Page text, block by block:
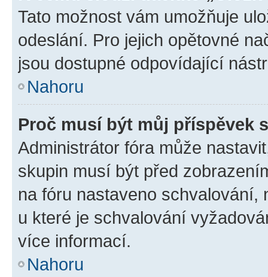
Tato možnost vám umožňuje
odeslání. Pro jejich opětovné
jsou dostupné odpovídající
Nahoru
Proč musí být můj příspěvek
Administrátor fóra může
skupin musí být před
na fóru nastaveno schvalování,
u které je schvalování
více informací.
Nahoru